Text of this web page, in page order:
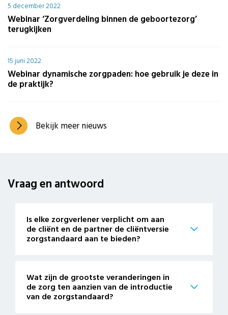
5 december 2022
Webinar ‘Zorgverdeling binnen de geboortezorg’
terugkijken
15 juni 2022
Webinar dynamische zorgpaden: hoe gebruik je deze in
de praktijk?
Bekijk meer nieuws
Vraag enantwoord
Is elke zorgverlener verplicht om aan
de cliënt en de partner de cliëntversie
Wat zijn de grootste veranderingen in
de zorg ten aanzien van de introductie
van de zorgstandaard?